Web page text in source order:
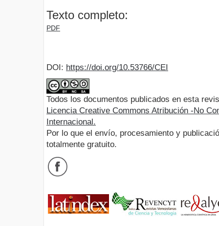
Texto completo:
PDF
DOI: https://doi.org/10.53766/CEI
Todos los documentos publicados en esta
Licencia Creative Commons Atribución -No
Internacional.
Por lo que el envío, procesamiento y
totalmente gratuito.